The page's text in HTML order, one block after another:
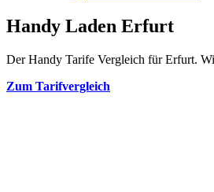
Handy Laden Erfurt
Der Handy Tarife Vergleich für Erfurt.
Zum Tarifvergleich